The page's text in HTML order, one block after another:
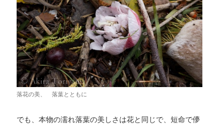
落花の美、 落葉とともに
でも、本物の濡れ落葉の美しさは花と同じで、短命で儚